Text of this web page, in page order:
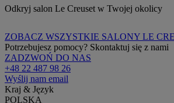
Odkryj salon Le Creuset w Twojej okolicy
ZOBACZ WSZYSTKIE SALONY LE
Potrzebujesz pomocy? Skontaktuj się z nami
ZADZWOŃ DO NAS
+48 22 487 98 26
Wyślij nam email
Kraj & Język
POLSKA